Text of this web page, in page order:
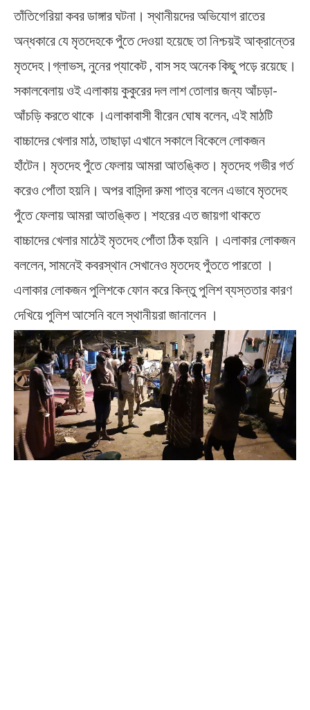
তাঁতিগেরিয়া কবর ডাঙ্গার ঘটনা। স্থানীয়দের অভিযোগ রাতের
অন্ধকারে যে মৃতদেহকে পুঁতে দেওয়া হয়েছে তা নিশ্চয়ই আক্রান্তের
মৃতদেহ।গ্লাভস, নুনের প্যাকেট , বাস সহ অনেক কিছু পড়ে রয়েছে।
সকালবেলায় ওই এলাকায় কুকুরের দল লাশ তোলার জন্য আঁচড়া-
আঁচড়ি করতে থাকে ।এলাকাবাসী বীরেন ঘোষ বলেন, এই মাঠটি
বাচ্চাদের খেলার মাঠ, তাছাড়া এখানে সকালে বিকেলে লোকজন
হাঁটেন। মৃতদেহ পুঁতে ফেলায় আমরা আতঙ্কিত। মৃতদেহ গভীর গর্ত
করেও পোঁতা হয়নি। অপর বাসিন্দা রুমা পাত্র বলেন এভাবে মৃতদেহ
পুঁতে ফেলায় আমরা আতঙ্কিত। শহরের এত জায়গা থাকতে
বাচ্চাদের খেলার মাঠেই মৃতদেহ পোঁতা ঠিক হয়নি । এলাকার লোকজন
বললেন, সামনেই কবরস্থান সেখানেও মৃতদেহ পুঁততে পারতো ।
এলাকার লোকজন পুলিশকে ফোন করে কিন্তু পুলিশ ব্যস্ততার কারণ
দেখিয়ে পুলিশ আসেনি বলে স্থানীয়রা জানালেন ।